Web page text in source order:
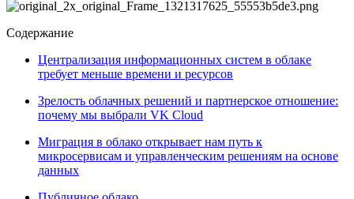
Содержание
Централизация информационных систем в облаке
требует меньше времени и ресурсов
Зрелость облачных решений и партнерское отношение:
почему мы выбрали VK Cloud
Миграция в облако открывает нам путь к
микросервисам и управленческим решениям на основе
данных